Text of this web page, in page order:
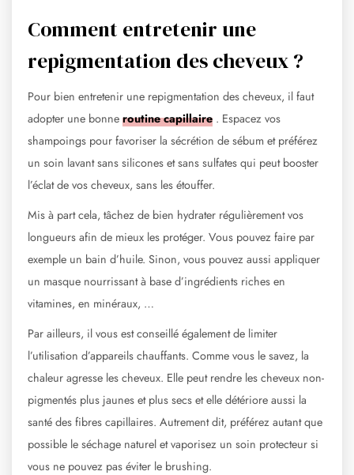
Comment entretenir une
repigmentation des cheveux ?
Pour bien entretenir une repigmentation des cheveux, il faut
adopter une bonne routine capillaire . Espacez vos
shampoings pour favoriser la sécrétion de sébum et préférez
un soin lavant sans silicones et sans sulfates qui peut booster
l’éclat de vos cheveux, sans les étouffer.
Mis à part cela, tâchez de bien hydrater régulièrement vos
longueurs afin de mieux les protéger. Vous pouvez faire par
exemple un bain d’huile. Sinon, vous pouvez aussi appliquer
un masque nourrissant à base d’ingrédients riches en
vitamines, en minéraux, …
Par ailleurs, il vous est conseillé également de limiter
l’utilisation d’appareils chauffants. Comme vous le savez, la
chaleur agresse les cheveux. Elle peut rendre les cheveux non-
pigmentés plus jaunes et plus secs et elle détériore aussi la
santé des fibres capillaires. Autrement dit, préférez autant que
possible le séchage naturel et vaporisez un soin protecteur si
vous ne pouvez pas éviter le brushing.